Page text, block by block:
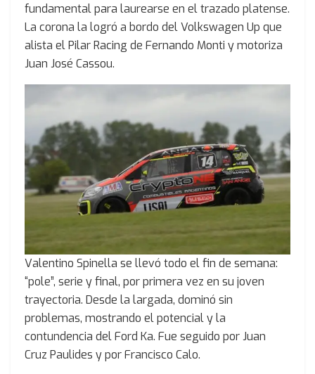
fundamental para laurearse en el trazado platense.
La corona la logró a bordo del Volkswagen Up que
alista el Pilar Racing de Fernando Monti y motoriza
Juan José Cassou.
Valentino Spinella se llevó todo el fin de semana:
“pole”, serie y final, por primera vez en su joven
trayectoria. Desde la largada, dominó sin
problemas, mostrando el potencial y la
contundencia del Ford Ka. Fue seguido por Juan
Cruz Paulides y por Francisco Calo.